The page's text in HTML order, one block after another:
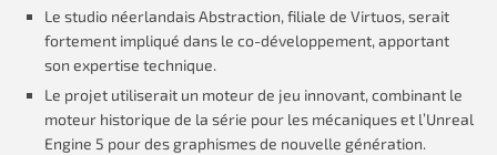
Le studio néerlandais Abstraction, filiale de Virtuos, serait
fortement impliqué dans le co-développement, apportant
son expertise technique.
Le projet utiliserait un moteur de jeu innovant, combinant le
moteur historique de la série pour les mécaniques et l’Unreal
Engine 5 pour des graphismes de nouvelle génération.